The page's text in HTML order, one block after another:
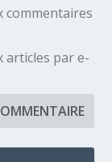
commentaires
articles par e-